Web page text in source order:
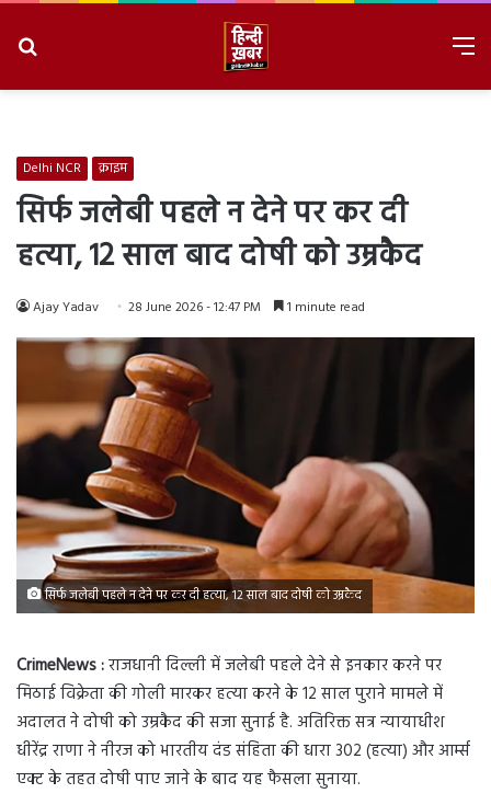
Delhi NCR क्राइम
सिर्फ जलेबी पहले न देने पर कर दी
हत्या, 12 साल बाद दोषी को उम्रकैद
Ajay Yadav 28 June 2026 - 12:47 PM 1 minute read
सिर्फ जलेबी पहले न देने पर कर दी हत्या, 12 साल बाद दोषी को उम्रकैद
CrimeNews :राजधानी दिल्ली में जलेबी पहले देने से इनकार करने पर
मिठाई विक्रेता की गोली मारकर हत्या करने के 12 साल पुराने मामले में
अदालत ने दोषी को उम्रकैद की सजा सुनाई है. अतिरिक्त सत्र न्यायाधीश
धीरेंद्र राणा ने नीरज को भारतीय दंड संहिता की धारा 302 (हत्या) और आर्म्स
एक्ट के तहत दोषी पाए जाने के बाद यह फैसला सुनाया.